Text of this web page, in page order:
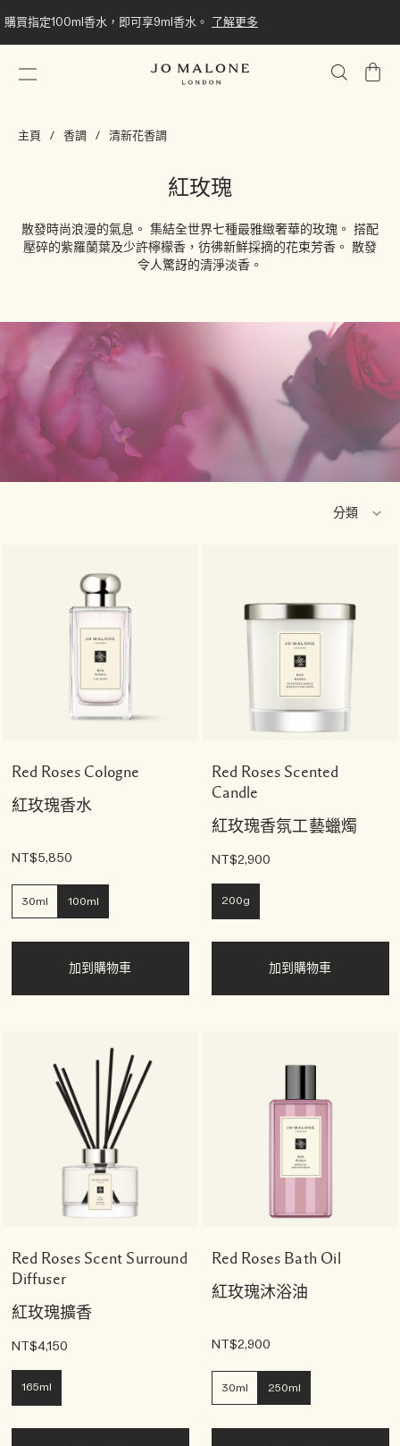
購買指定100ml香水，即可享9ml香水。 了解更多
我
主頁 香調 清新花香調
紅玫瑰
散發時尚浪漫的氣息。 集結全世界七種最雅緻奢華的玫瑰。 搭配
壓碎的紫羅蘭葉及少許檸檬香，彷彿新鮮採摘的花束芳香。 散發
令人驚訝的清淨淡香。
Red Roses Cologne
紅玫瑰香水
NT$5,850
30ml 100ml
加到購物車
Red Roses Scented
Candle
紅玫瑰香氛工藝蠟燭
NT$2,900
200g
加到購物車
Red Roses Scent Surround
Diffuser
紅玫瑰擴香
NT$4,150
165ml
Red Roses Bath Oil
紅玫瑰沐浴油
NT$2,900
30ml 250ml